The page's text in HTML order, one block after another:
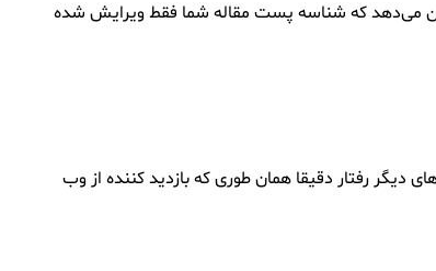
می‌دهد که شناسه پست مقاله شما فقط ویرایش شده
رفتار دقیقا همان طوری که بازدید کننده از وب